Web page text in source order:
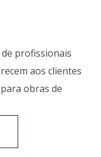
profissionais
aos clientes
obras de